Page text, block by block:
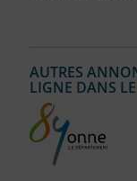
AUTRES
LIGNE DANS